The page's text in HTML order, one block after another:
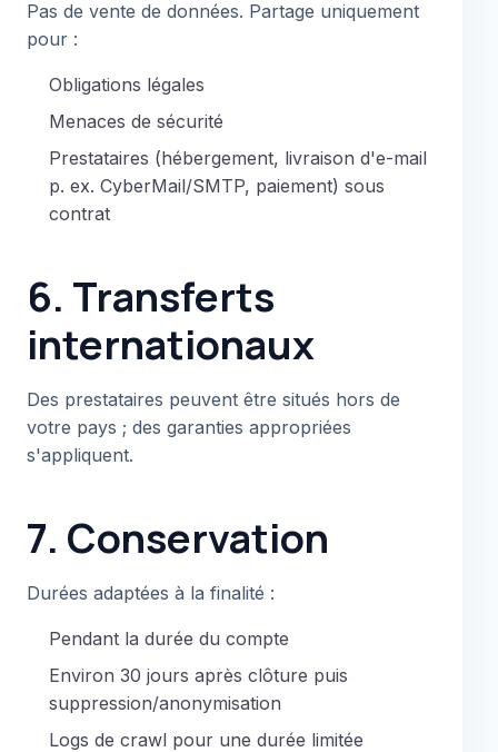
Pas de vente de données. Partage uniquement
pour :
Obligations légales
Menaces de sécurité
Prestataires (hébergement, livraison d'e-mail
p. ex. CyberMail/SMTP, paiement) sous
contrat
6. Transferts
internationaux
Des prestataires peuvent être situés hors de
votre pays ; des garanties appropriées
s'appliquent.
7. Conservation
Durées adaptées à la finalité :
Pendant la durée du compte
Environ 30 jours après clôture puis
suppression/anonymisation
Logs de crawl pour une durée limitée